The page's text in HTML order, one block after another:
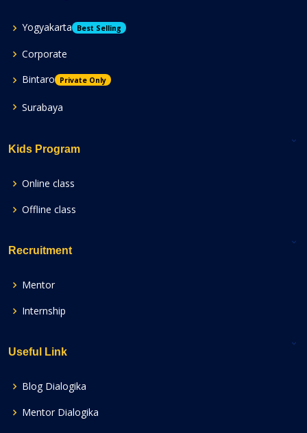
Yogyakarta Best Selling
Corporate
Bintaro
Private Only
Surabaya
Kids Program
Online class
Offline class
Recruitment
Mentor
Internship
Useful Link
Blog Dialogika
Mentor Dialogika